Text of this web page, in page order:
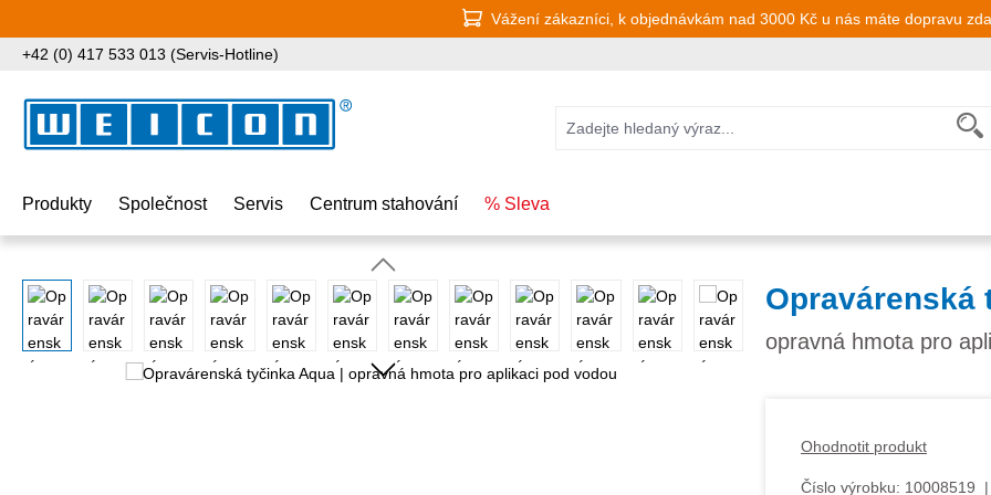
Vážení zákazníci, k objednávkám nad 3000 Kč u nás máte dopravu
+42 (0) 417 533 013 (Servis-Hotline)
Produkty Společnost Servis Centrum stahování % Sleva
Přeskočit galerii obrázků Opravárenská
opravná hmota pro
Ohodnotit produkt
Číslo výrobku: 10008519 |